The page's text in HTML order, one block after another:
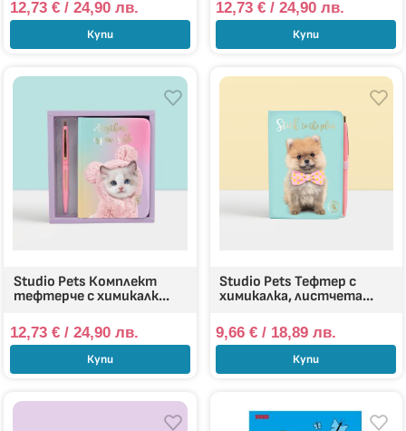
12,73 €/ 24,90 лв.
Купи
12,73 €/ 24,90 лв.
Купи
Studio Pets Комплект
тефтерче с химикалк...
12,73 €/ 24,90 лв.
Купи
Studio Pets Тефтер с
химикалка, листчета...
9,66 €/ 18,89 лв.
Купи